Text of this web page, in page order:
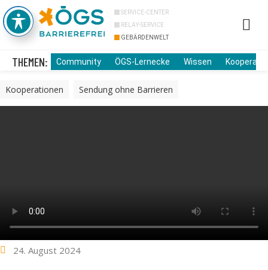
SERVICE-CENTER
RELAY-SERVICE
GEBÄRDENWELT
THEMEN: Community ÖGS-Lernecke Wissen
Kooperationen Sendung ohne Barrieren
24. August 2024